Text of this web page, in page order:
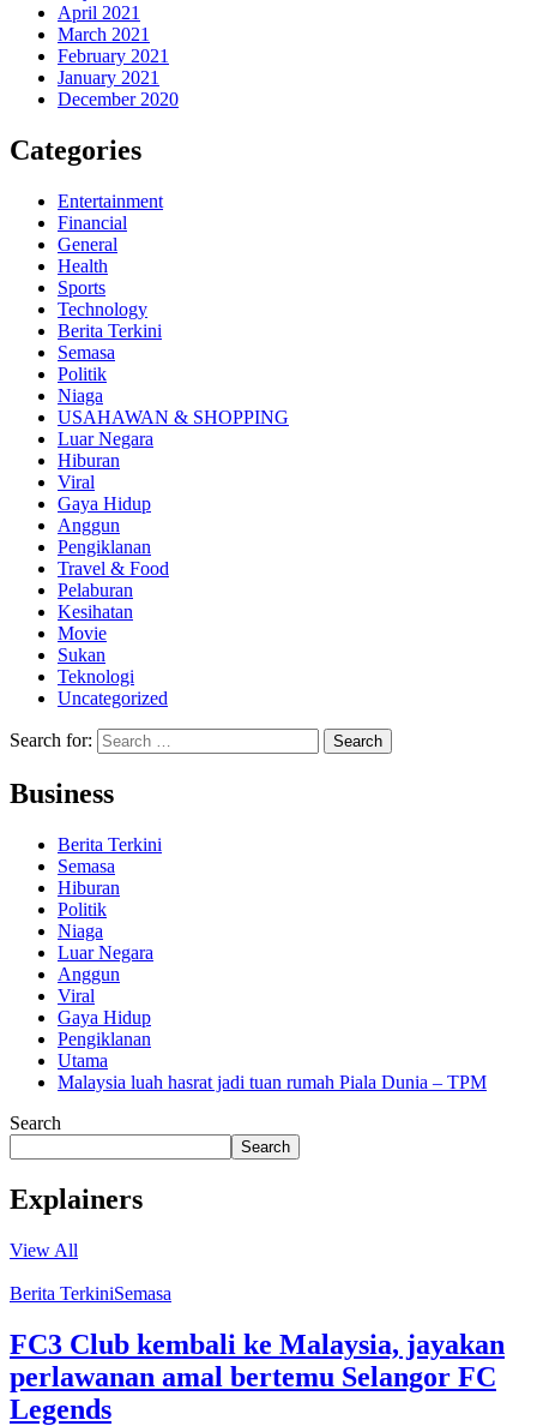
April 2021
March 2021
February 2021
January 2021
December 2020
Categories
Entertainment
Financial
General
Health
Sports
Technology
Berita Terkini
Semasa
Politik
Niaga
USAHAWAN & SHOPPING
Luar Negara
Hiburan
Viral
Gaya Hidup
Anggun
Pengiklanan
Travel & Food
Pelaburan
Kesihatan
Movie
Sukan
Teknologi
Uncategorized
Search for:
Business
Berita Terkini
Semasa
Hiburan
Politik
Niaga
Luar Negara
Anggun
Viral
Gaya Hidup
Pengiklanan
Utama
Malaysia luah hasrat jadi tuan rumah Piala Dunia – TPM
Search
Search
Explainers
View All
Berita TerkiniSemasa
FC3 Club kembali ke Malaysia, jayakan
perlawanan amal bertemu Selangor FC
Legends